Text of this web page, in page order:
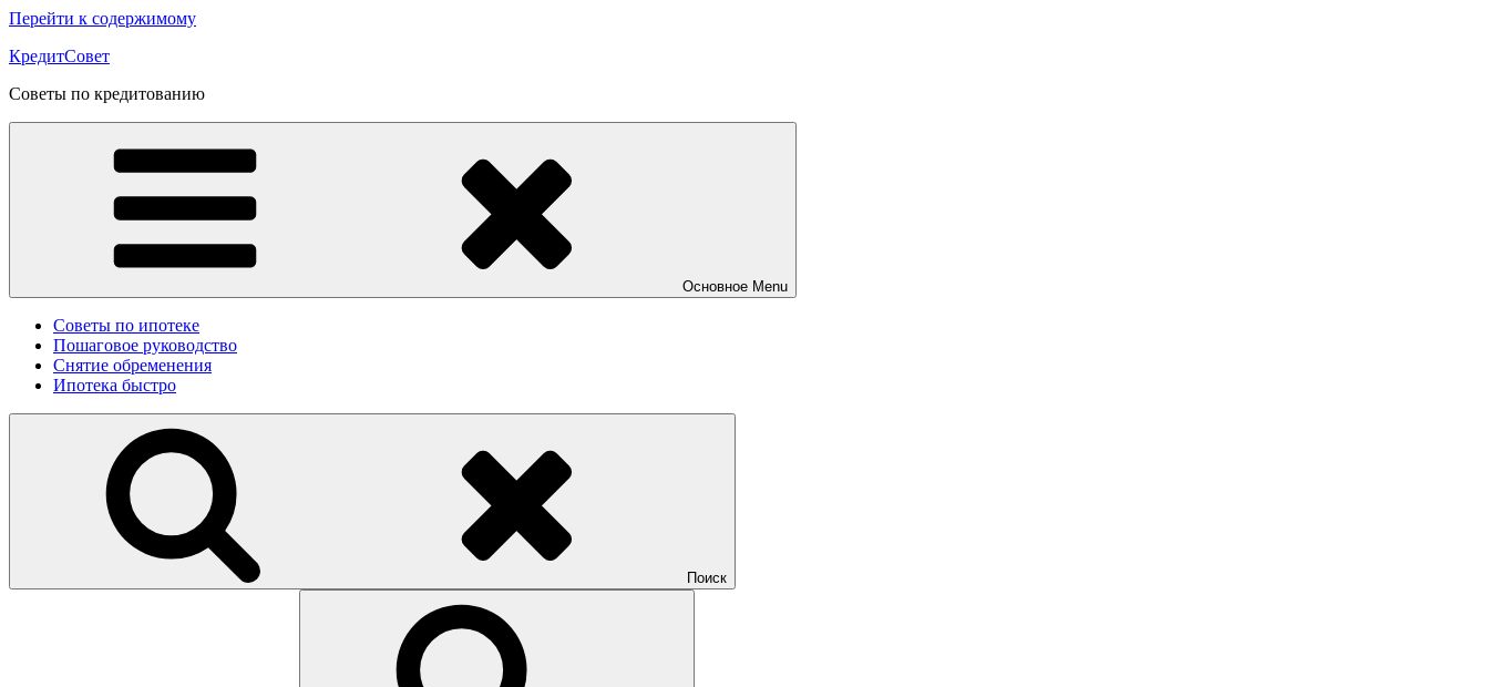
Перейти к содержимому
КредитСовет
Советы по кредитованию
Основное Menu
Советы по ипотеке
Пошаговое руководство
Снятие обременения
Ипотека быстро
Поиск